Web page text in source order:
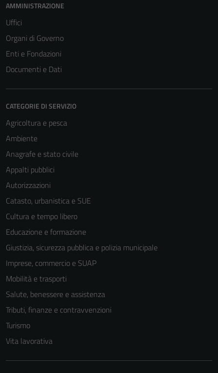
AMMINISTRAZIONE
Uffici
Organi di Governo
Enti e Fondazioni
Documenti e Dati
CATEGORIE DI SERVIZIO
Agricoltura e pesca
Ambiente
Anagrafe e stato civile
Appalti pubblici
Autorizzazioni
Catasto, urbanistica e SUE
Cultura e tempo libero
Educazione e formazione
Giustizia, sicurezza pubblica e polizia municipale
Imprese, commercio e SUAP
Mobilità e trasporti
Salute, benessere e assistenza
Tributi, finanze e contravvenzioni
Turismo
Vita lavorativa
Tecnici